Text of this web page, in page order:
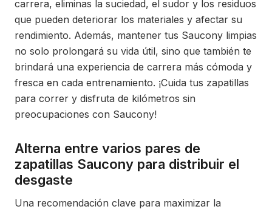
carrera, eliminas la suciedad, el sudor y los residuos
que pueden deteriorar los materiales y afectar su
rendimiento. Además, mantener tus Saucony limpias
no solo prolongará su vida útil, sino que también te
brindará una experiencia de carrera más cómoda y
fresca en cada entrenamiento. ¡Cuida tus zapatillas
para correr y disfruta de kilómetros sin
preocupaciones con Saucony!
Alterna entre varios pares de
zapatillas Saucony para distribuir el
desgaste
Una recomendación clave para maximizar la